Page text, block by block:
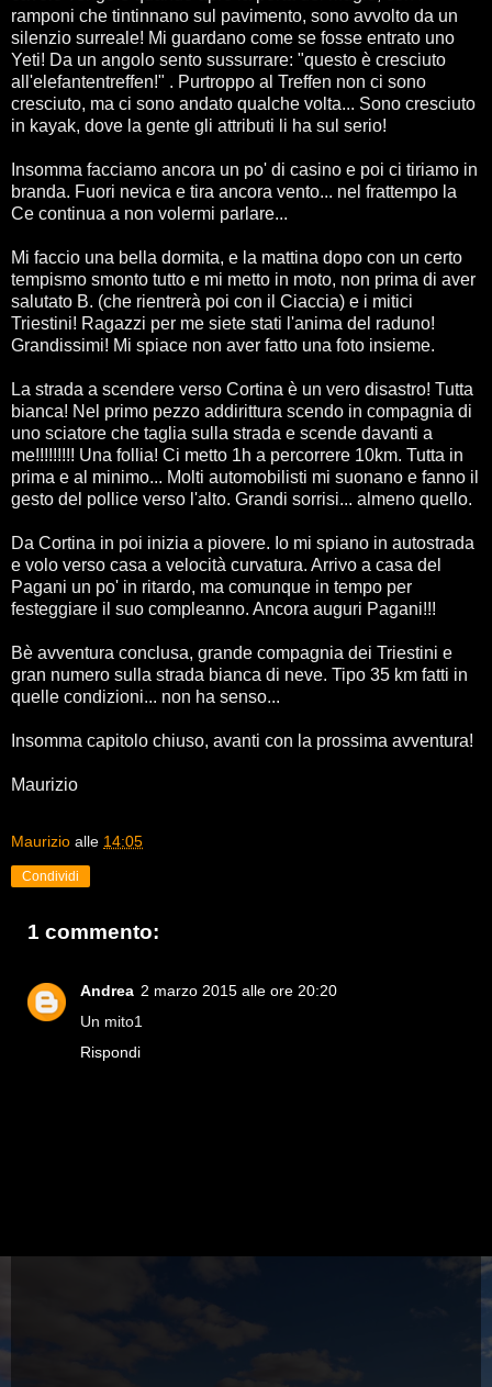
ramponi che tintinnano sul pavimento, sono avvolto da un
silenzio surreale! Mi guardano come se fosse entrato uno
Yeti! Da un angolo sento sussurrare: "questo è cresciuto
all'elefantentreffen!" . Purtroppo al Treffen non ci sono
cresciuto, ma ci sono andato qualche volta... Sono cresciuto
in kayak, dove la gente gli attributi li ha sul serio!
Insomma facciamo ancora un po' di casino e poi ci tiriamo in
branda. Fuori nevica e tira ancora vento... nel frattempo la
Ce continua a non volermi parlare...
Mi faccio una bella dormita, e la mattina dopo con un certo
tempismo smonto tutto e mi metto in moto, non prima di aver
salutato B. (che rientrerà poi con il Ciaccia) e i mitici
Triestini! Ragazzi per me siete stati l'anima del raduno!
Grandissimi! Mi spiace non aver fatto una foto insieme.
La strada a scendere verso Cortina è un vero disastro! Tutta
bianca! Nel primo pezzo addirittura scendo in compagnia di
uno sciatore che taglia sulla strada e scende davanti a
me!!!!!!!!! Una follia! Ci metto 1h a percorrere 10km. Tutta in
prima e al minimo... Molti automobilisti mi suonano e fanno il
gesto del pollice verso l'alto. Grandi sorrisi... almeno quello.
Da Cortina in poi inizia a piovere. Io mi spiano in autostrada
e volo verso casa a velocità curvatura. Arrivo a casa del
Pagani un po' in ritardo, ma comunque in tempo per
festeggiare il suo compleanno. Ancora auguri Pagani!!!
Bè avventura conclusa, grande compagnia dei Triestini e
gran numero sulla strada bianca di neve. Tipo 35 km fatti in
quelle condizioni... non ha senso...
Insomma capitolo chiuso, avanti con la prossima avventura!
Maurizio
Maurizio alle 14:05
Condividi
1 commento:
Andrea 2 marzo 2015 alle ore 20:20
Un mito1
Rispondi